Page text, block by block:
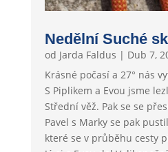
Nedělní Suché
od Jarda Faldus | Dub 7,
Krásné počasí a 27° nás
S Piplikem a Evou jsme
Střední věž. Pak se se
Pavel s Marky se pak
které se v průběhu cesty